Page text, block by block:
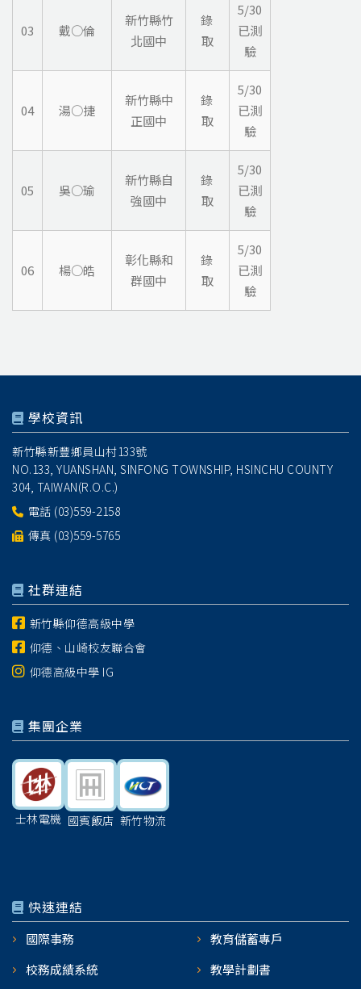
03 戴○倫
新竹縣竹
北國中
錄
取
5/30
已測
驗
04 湯○捷
新竹縣中
正國中
錄
取
5/30
已測
驗
05 吳○瑜
新竹縣自
強國中
錄
取
5/30
已測
驗
06 楊○皓
彰化縣和
群國中
錄
取
5/30
已測
驗
學校資訊
新竹縣新豐鄉員山村133號
NO.133, YUANSHAN, SINFONG TOWNSHIP, HSINCHU COUNTY
304, TAIWAN(R.O.C.)
電話 (03)559-2158
傳真 (03)559-5765
社群連結
新竹縣仰德高級中學
仰德、山崎校友聯合會
仰德高級中學 IG
集團企業
士林電機 國賓飯店 新竹物流
快速連結
國際事務
教育儲蓄專戶
校務成績系統
教學計劃書